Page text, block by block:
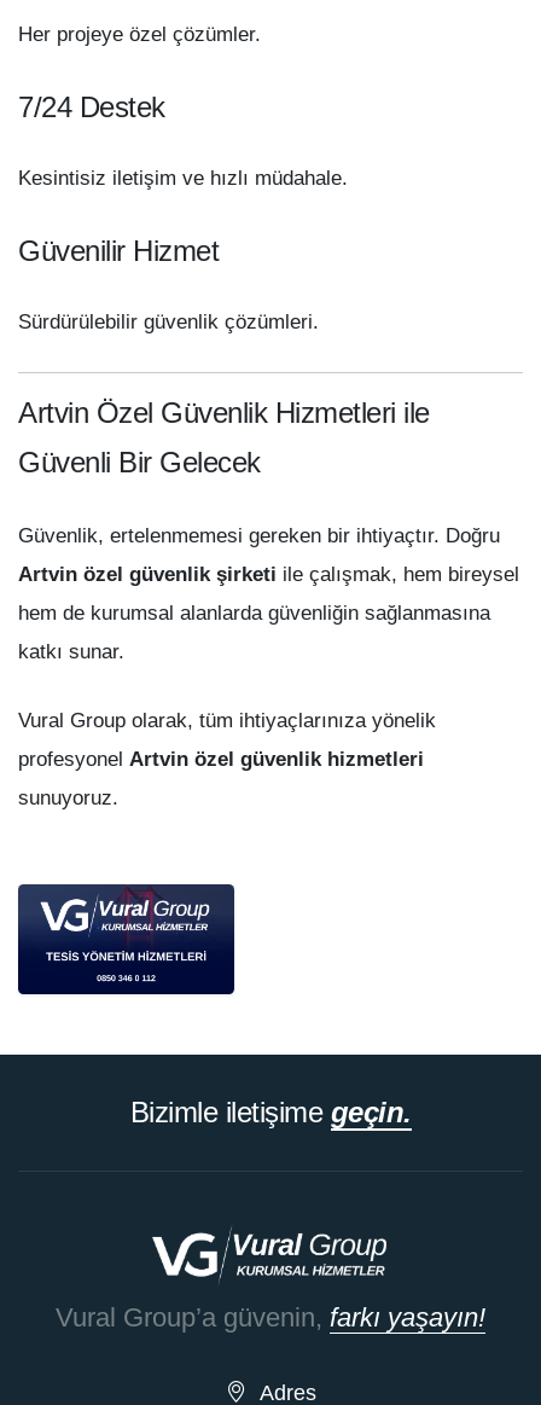
Her projeye özel çözümler.
7/24 Destek
Kesintisiz iletişim ve hızlı müdahale.
Güvenilir Hizmet
Sürdürülebilir güvenlik çözümleri.
Artvin Özel Güvenlik Hizmetleri ile
Güvenli Bir Gelecek
Güvenlik, ertelenmemesi gereken bir ihtiyaçtır. Doğru
Artvin özel güvenlik şirketi ile çalışmak, hem bireysel
hem de kurumsal alanlarda güvenliğin sağlanmasına
katkı sunar.
Vural Group olarak, tüm ihtiyaçlarınıza yönelik
profesyonel Artvin özel güvenlik hizmetleri
sunuyoruz.
Bizimle iletişime geçin.
Vural Group’a güvenin, farkı yaşayın!
Adres